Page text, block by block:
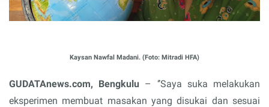
Kaysan Nawfal Madani. (Foto: Mitradi HFA)
GUDATAnews.com, Bengkulu – ‘’Saya suka melakukan
eksperimen membuat masakan yang disukai dan sesuai